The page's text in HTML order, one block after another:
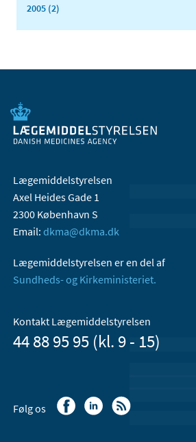
2005 (2)
Lægemiddelstyrelsen
Axel Heides Gade 1
2300 København S
Email: dkma@dkma.dk
Lægemiddelstyrelsen er en del af
Sundheds- og Kirkeministeriet.
Kontakt Lægemiddelstyrelsen
44 88 95 95 (kl. 9 - 15)
Følg os